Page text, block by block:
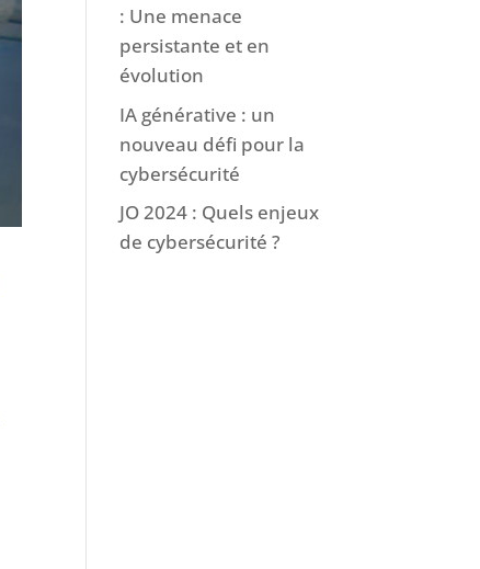
: Une menace
persistante et en
évolution
IA générative : un
nouveau défi pour la
cybersécurité
JO 2024 : Quels enjeux
de cybersécurité ?